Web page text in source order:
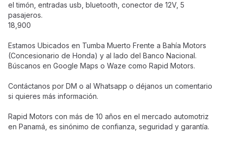
el timón, entradas usb, bluetooth, conector de 12V, 5
pasajeros.
18,900
Estamos Ubicados en Tumba Muerto Frente a Bahía Motors
(Concesionario de Honda) y al lado del Banco Nacional.
Búscanos en Google Maps o Waze como Rapid Motors.
Contáctanos por DM o al Whatsapp o déjanos un comentario
si quieres más información.
Rapid Motors con más de 10 años en el mercado automotriz
en Panamá, es sinónimo de confianza, seguridad y garantía.